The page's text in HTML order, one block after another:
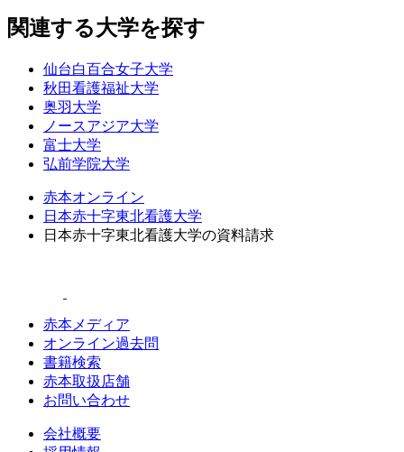
関連する大学を探す
仙台白百合女子大学
秋田看護福祉大学
奥羽大学
ノースアジア大学
富士大学
弘前学院大学
赤本オンライン
日本赤十字東北看護大学
日本赤十字東北看護大学の資料請求
赤本メディア
オンライン過去問
書籍検索
赤本取扱店舗
お問い合わせ
会社概要